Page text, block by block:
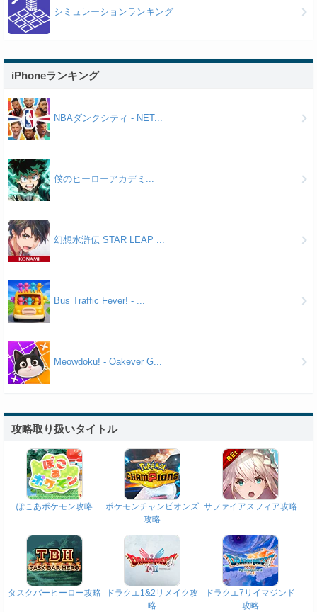
シミュレーションランキング
iPhoneランキング
NBAダンクシティ - NET...
僕のヒーローアカデミ...
幻想水滸伝 STAR LEAP ...
Bus Traffic Fever! - ...
Meowdoku! - Oakever G...
攻略取り扱いタイトル
ぽこあポケモン攻略
ポケモンチャンピオンズ
攻略
サファイアスフィア攻略
タスクバーヒーロー攻略
ドラクエ1&2リメイク攻
略
ドラクエ7リイマジンド
攻略